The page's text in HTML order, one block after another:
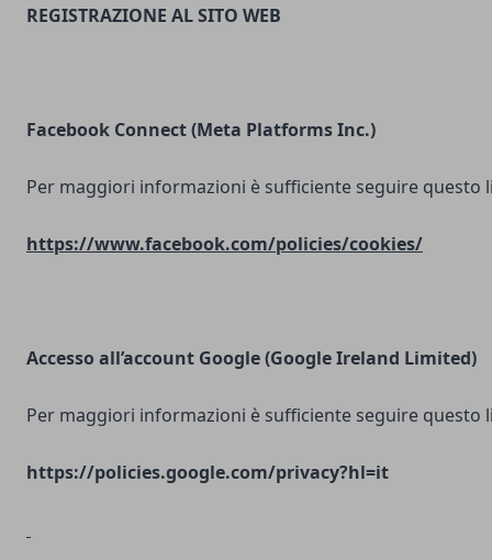
REGISTRAZIONE AL SITO WEB
Facebook Connect (Meta Platforms Inc.)
Per maggiori informazioni è sufficiente seguire questo
https://www.facebook.com/policies/cookies/
Accesso all’account Google (Google Ireland Limited)
Per maggiori informazioni è sufficiente seguire questo
https://policies.google.com/privacy?hl=it